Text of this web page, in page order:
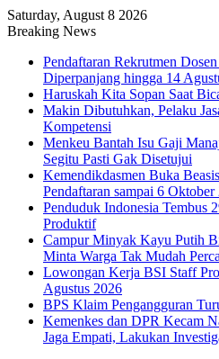
Saturday, August 8 2026
Breaking News
Pendaftaran Rekrutmen
Diperpanjang hingga 14
Haruskah Kita Sopan Saat
Makin Dibutuhkan, Pelaku
Kompetensi
Menkeu Bantah Isu Gaji
Segitu Pasti Gak Disetujui
Kemendikdasmen Buka
Pendaftaran sampai 6 Oktober
Penduduk Indonesia Tembus
Produktif
Campur Minyak Kayu Putih
Minta Warga Tak Mudah
Lowongan Kerja BSI Staff
Agustus 2026
BPS Klaim Pengangguran
Kemenkes dan DPR Kecam
Jaga Empati, Lakukan